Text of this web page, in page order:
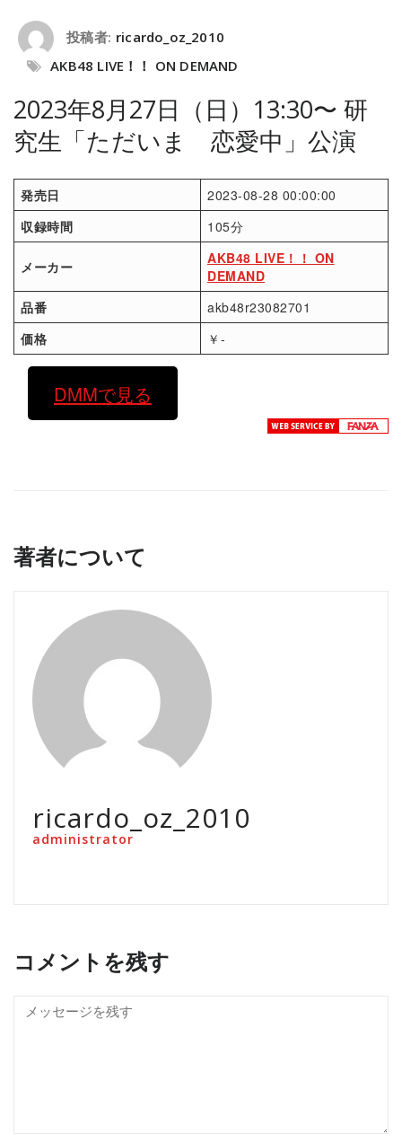
投稿者: ricardo_oz_2010
AKB48 LIVE！！ ON DEMAND
2023年8月27日（日）13:30〜 研
究生「ただいま 恋愛中」公演
発売日
2023-08-28 00:00:00
収録時間
105分
メーカー
AKB48 LIVE！！ ON
DEMAND
品番
akb48r23082701
価格
￥-
DMMで見る
著者について
ricardo_oz_2010
administrator
コメントを残す